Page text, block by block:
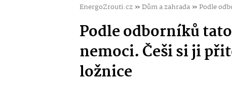
EnergoZrouti.cz»Dům a zahrada»Podle
Podle odborníků
nemoci. Češi si ji
ložnice